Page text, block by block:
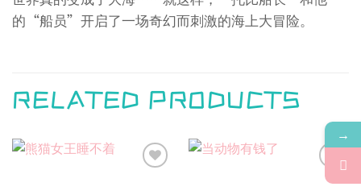
的“船员”开启了一场奇幻而刺激的海上大冒险。
RELATED PRODUCTS
Add to
→